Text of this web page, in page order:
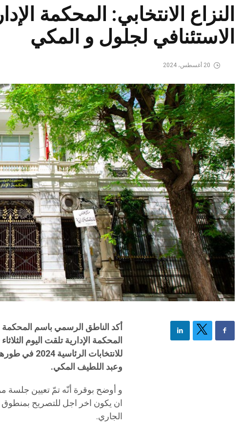
النزاع الانتخابي: المحكمة
الاستئنافي لجلول و المكي
20 أغسطس، 2024
أكد الناطق الرسمي باسم
للانتخابات
وعبد اللطيف المكي.
و أوضح بوقرة أنّه تمّ تعيين جلسة
الجاري.